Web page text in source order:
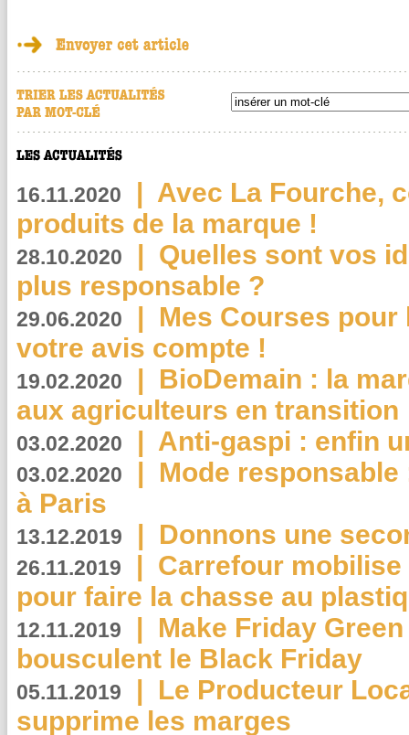
16.11.2020 | Avec La Fourche,
produits de la marque !
28.10.2020 | Quelles sont vos
plus responsable ?
29.06.2020 | Mes Courses pour
votre avis compte !
19.02.2020 | BioDemain : la
aux agriculteurs en transition
03.02.2020 | Anti-gaspi : enfin
03.02.2020 | Mode
à Paris
13.12.2019 | Donnons une
26.11.2019 | Carrefour
pour faire la chasse au
12.11.2019 | Make Friday
bousculent le Black Friday
05.11.2019 | Le Producteur
supprime les marges